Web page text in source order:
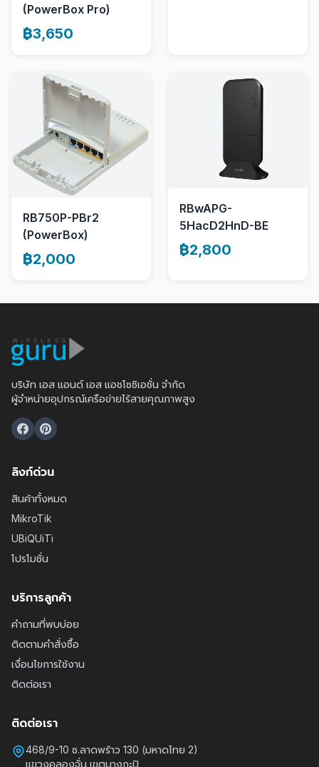
(PowerBox Pro)
฿3,650
RB750P-PBr2
(PowerBox)
฿2,000
RBwAPG-
5HacD2HnD-BE
฿2,800
บริษัท เอส แอนด์ เอส แอชโซซิเอชั่น จำกัด
ผู้จำหน่ายอุปกรณ์เครือข่ายไร้สายคุณภาพสูง
ลิงก์ด่วน
สินค้าทั้งหมด
MikroTik
UBiQUiTi
โปรโมชั่น
บริการลูกค้า
คำถามที่พบบ่อย
ติดตามคำสั่งซื้อ
เงื่อนไขการใช้งาน
ติดต่อเรา
ติดต่อเรา
468/9-10 ซ.ลาดพร้าว 130 (มหาดไทย 2)
แขวงคลองจั่น เขตบางกะปิ